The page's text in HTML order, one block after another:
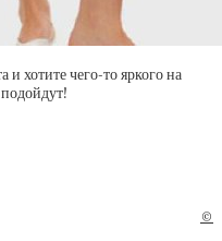
и хотите чего-то яркого на
©